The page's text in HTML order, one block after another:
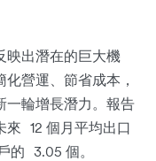
映出潛在的巨大機
營運、節省成本，
一輪增長潛力。報告
來 12 個月平均出口
的 3.05 個。